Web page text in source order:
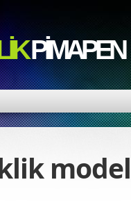
PIMAPEN